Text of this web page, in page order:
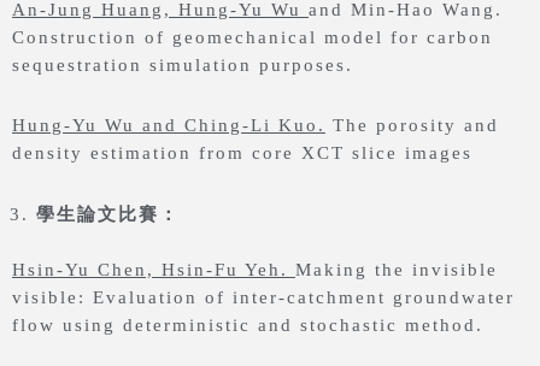
An-Jung Huang, Hung-Yu Wu and Min-Hao Wang.
Construction of geomechanical model for carbon
sequestration simulation purposes.
Hung-Yu Wu and Ching-Li Kuo. The porosity and
density estimation from core XCT slice images
學生論文比賽：
Hsin-Yu Chen, Hsin-Fu Yeh. Making the invisible
visible: Evaluation of inter-catchment groundwater
flow using deterministic and stochastic method.